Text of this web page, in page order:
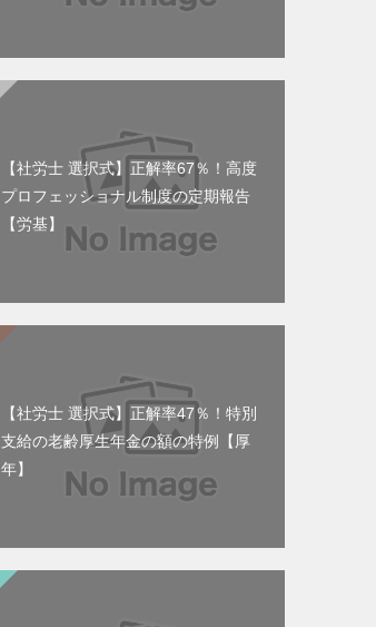
【社労士 選択式】正解率67％！高度
プロフェッショナル制度の定期報告
【労基】
【社労士 選択式】正解率47％！特別
支給の老齢厚生年金の額の特例【厚
年】